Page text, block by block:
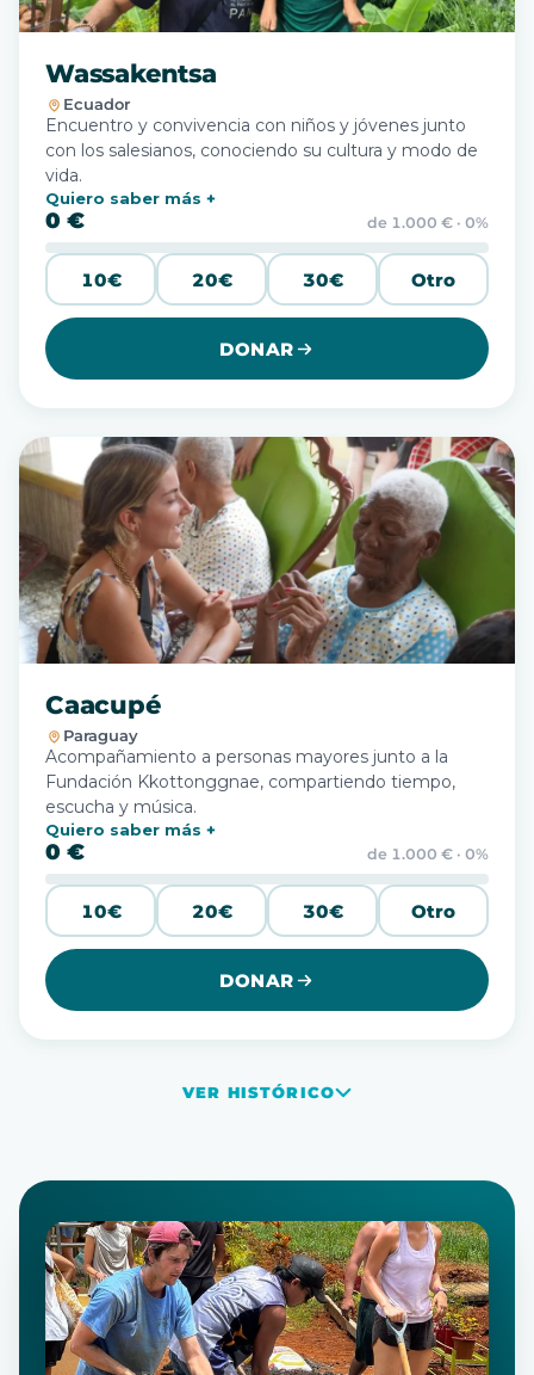
Wassakentsa
Ecuador
Encuentro y convivencia con niños y jóvenes junto
con los salesianos, conociendo su cultura y modo de
vida.
Quiero saber más
0 € de 1.000 € · 0%
10€ 20€ 30€ Otro
DONAR
Caacupé
Paraguay
Acompañamiento a personas mayores junto a la
Fundación Kkottonggnae, compartiendo tiempo,
escucha y música.
Quiero saber más
0 € de 1.000 € · 0%
10€ 20€ 30€ Otro
DONAR
VER HISTÓRICO